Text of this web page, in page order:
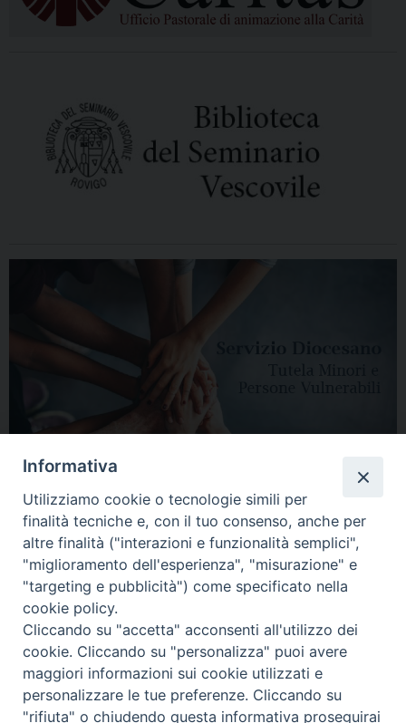
HOME DIOCESI VESCOVO CURIA VESCOVILE NEWS
APPUNTAMENTI CONTATTI SERVIZIO ANTENATI
Copyright © 2018 - 2021Diocesi di Adria Rovigo.All Rights Reserved.
Informativa
Utilizziamo cookie o tecnologie simili per
finalità tecniche e, con il tuo consenso, anche per
altre finalità ("interazioni e funzionalità semplici",
"miglioramento dell'esperienza", "misurazione" e
"targeting e pubblicità") come specificato nella
cookie policy.
Cliccando su "accetta" acconsenti all'utilizzo dei
cookie. Cliccando su "personalizza" puoi avere
maggiori informazioni sui cookie utilizzati e
personalizzare le tue preferenze. Cliccando su
"rifiuta" o chiudendo questa informativa proseguirai